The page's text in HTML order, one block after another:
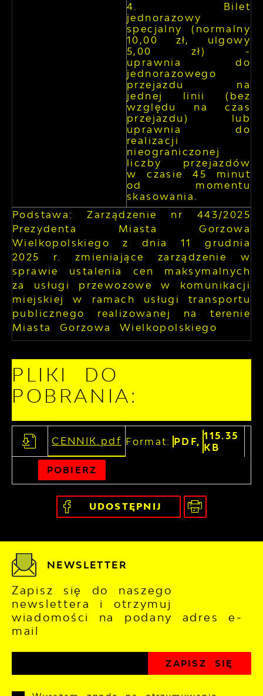
Bilet
jednorazowy
specjalny (normalny
10,00 zł, ulgowy
5,00 zł) -
uprawnia do
jednorazowego
przejazdu na
jednej linii (bez
względu na czas
przejazdu) lub
uprawnia do
realizacji
nieograniczonej
liczby przejazdów
w czasie 45 minut
od momentu
skasowania.
Podstawa: Zarządzenie nr 443/2025
Prezydenta Miasta Gorzowa
Wielkopolskiego z dnia 11 grudnia
2025 r. zmieniające zarządzenie w
sprawie ustalenia cen maksymalnych
za usługi przewozowe w komunikacji
miejskiej w ramach usługi transportu
publicznego realizowanej na terenie
Miasta Gorzowa Wielkopolskiego
PLIKI DO
POBRANIA:
CENNIK.pdf Format: PDF, 115.35
KB
POBIERZ
UDOSTĘPNIJ
NEWSLETTER
Zapisz się do naszego
newslettera i otrzymuj
wiadomości na podany adres e-
mail